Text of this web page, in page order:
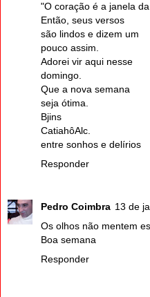
"O coração é a janela
Então, seus versos
são lindos e dizem um
pouco assim.
Adorei vir aqui nesse
domingo.
Que a nova semana
seja ótima.
Bjins
CatiahôAlc.
entre sonhos e delírios
Responder
Pedro Coimbra 13 de
Os olhos não mentem
Boa semana
Responder